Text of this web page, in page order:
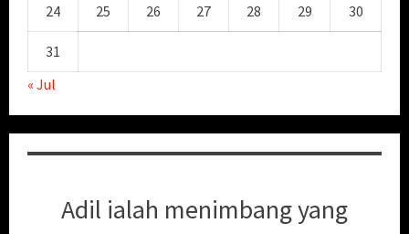
24 25 26 27 28 29 30
31
« Jul
Adil ialah menimbang yang